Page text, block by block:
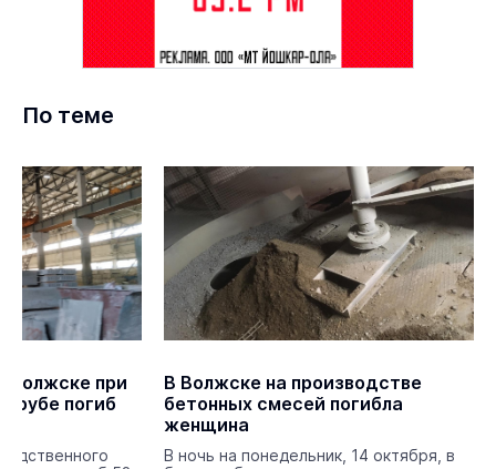
По теме
Волжске при
погиб
В Волжске на производстве
бетонных смесей погибла
женщина
В ночь на понедельник, 14 октября, в